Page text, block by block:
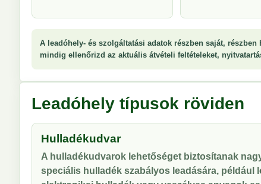
A leadóhely- és szolgáltatási adatok részben saját,
mindig ellenőrizd az aktuális átvételi feltételeket,
Leadóhely típusok röviden
Hulladékudvar
A hulladékudvarok lehetőséget biztosítanak
speciális hulladék szabályos leadására, például